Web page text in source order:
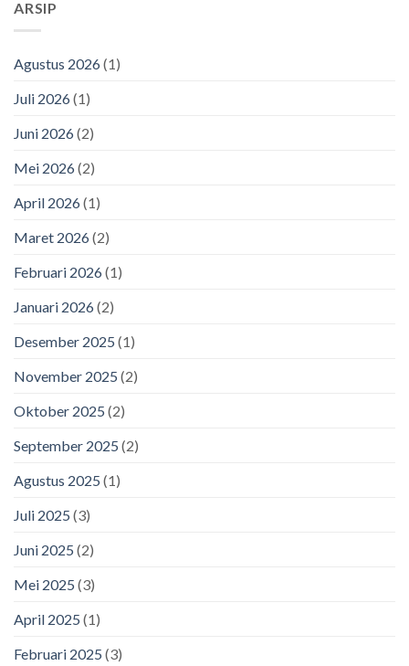
ARSIP
Agustus 2026(1)
Juli 2026(1)
Juni 2026(2)
Mei 2026(2)
April 2026(1)
Maret 2026(2)
Februari 2026(1)
Januari 2026(2)
Desember 2025 (1)
November 2025 (2)
Oktober 2025 (2)
September 2025 (2)
Agustus 2025 (1)
Juli 2025 (3)
Juni 2025 (2)
Mei 2025 (3)
April 2025 (1)
Februari 2025 (3)